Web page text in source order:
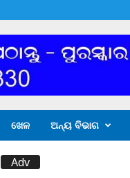
ଖେଳ ଅନ୍ୟ ବିଭାଗ
Adv